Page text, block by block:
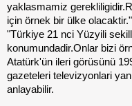
yaklasmamiz
için örnek bir ülke
"Türkiye 21 nci Yüzyili
konumundadir.Onlar bizi
Atatürk'ün ileri görüsünü
gazeteleri televizyonlari
anlayabilir.